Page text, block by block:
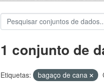
1 conjunto de
Etiquetas: bagaço de cana